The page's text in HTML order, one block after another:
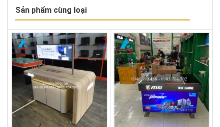
Sản phẩm cùng loại